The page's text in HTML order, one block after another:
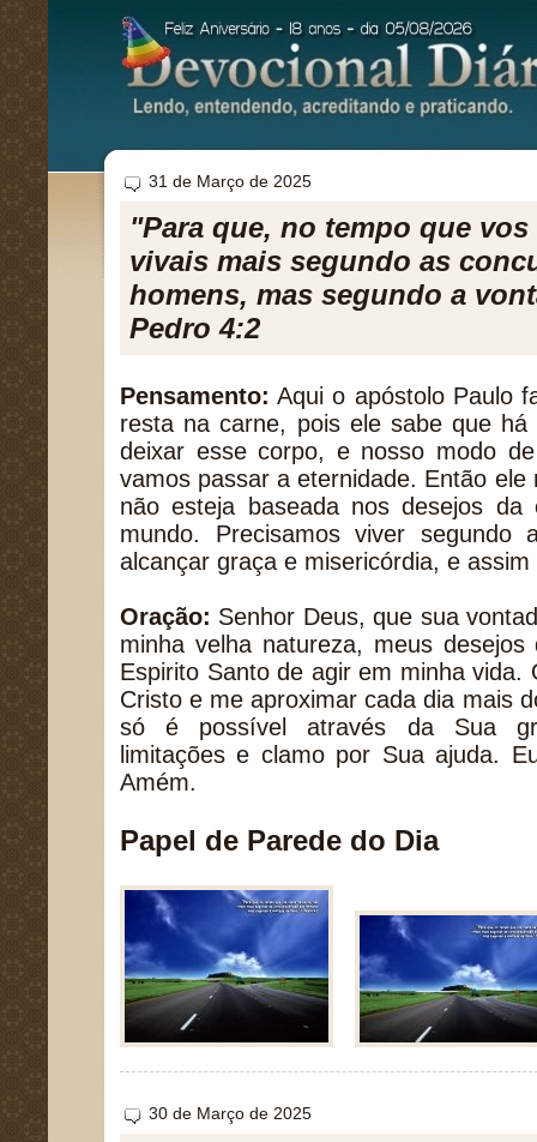
31 de Março de 2025
"Para que, no tempo que
vivais mais segundo as
homens, mas segundo a
Pedro 4:2
Pensamento: Aqui o apóstolo Paulo
resta na carne, pois ele sabe que
deixar esse corpo, e nosso modo
vamos passar a eternidade. Então ele
não esteja baseada nos desejos
mundo. Precisamos viver segundo
alcançar graça e misericórdia, e
Oração: Senhor Deus, que sua
minha velha natureza, meus
Espirito Santo de agir em minha vida.
Cristo e me aproximar cada dia mais
só é possível através da Sua
limitações e clamo por Sua ajuda.
Amém.
Papel de Parede do Dia
30 de Março de 2025